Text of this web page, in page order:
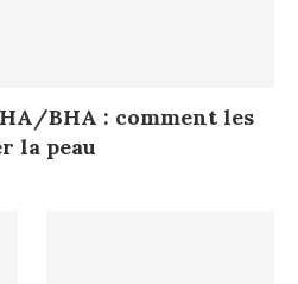
BHA : comment les
la peau